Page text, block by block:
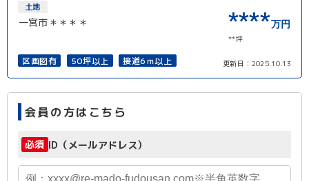
土地
一宮市＊＊＊＊ ****万円
**坪
区画図有 50坪以上 接道6ｍ以上 更新日： 2025.10.13
会員の方はこちら
必須 ID（メールアドレス）